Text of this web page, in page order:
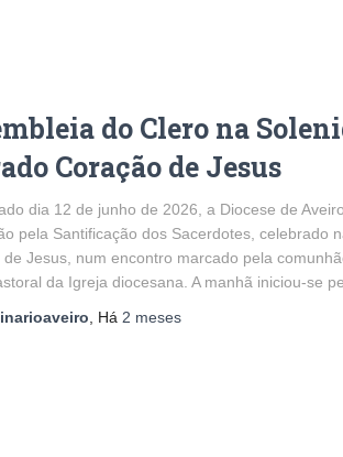
do Clero na
Coração de Jesus
dia 12 de junho de 2026, a Diocese de
pela Santificação dos Sacerdotes, celebrado
de Jesus, num encontro marcado pela
da Igreja diocesana. A manhã iniciou-se
, Há 2 meses